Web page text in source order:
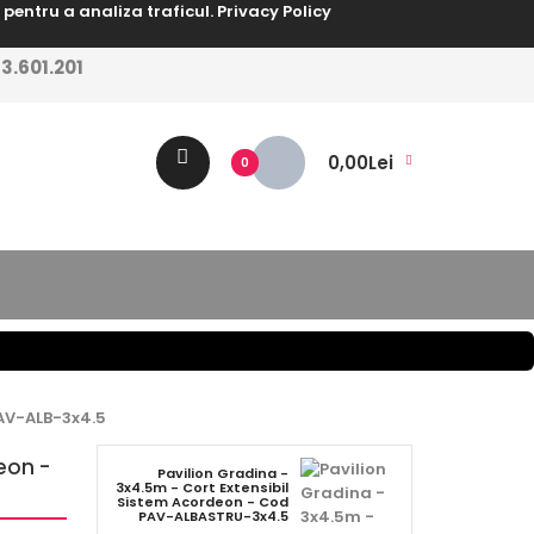
pentru a analiza traficul. Privacy Policy
0 0,00Lei
ALB-3x4.5
- Pavilion Gradina -
3x4.5m - Cort Extensibil
Sistem Acordeon - Cod
PAV-ALBASTRU-3x4.5